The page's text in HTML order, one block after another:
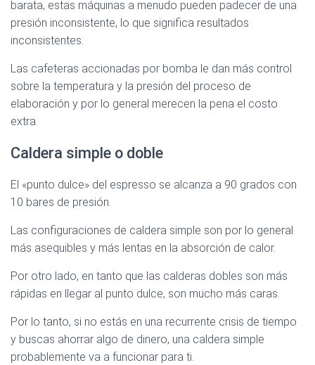
barata, estas máquinas a menudo pueden padecer de una
presión inconsistente, lo que significa resultados
inconsistentes.
Las cafeteras accionadas por bomba le dan más control
sobre la temperatura y la presión del proceso de
elaboración y por lo general merecen la pena el costo
extra.
Caldera simple o doble
El «punto dulce» del espresso se alcanza a 90 grados con
10 bares de presión.
Las configuraciones de caldera simple son por lo general
más asequibles y más lentas en la absorción de calor.
Por otro lado, en tanto que las calderas dobles son más
rápidas en llegar al punto dulce, son mucho más caras.
Por lo tanto, si no estás en una recurrente crisis de tiempo
y buscas ahorrar algo de dinero, una caldera simple
probablemente va a funcionar para ti.